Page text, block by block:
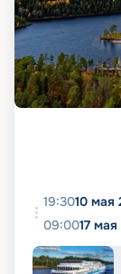
19:3010 мая
09:0017